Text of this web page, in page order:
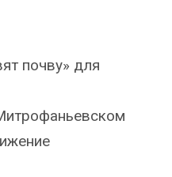
почву» для